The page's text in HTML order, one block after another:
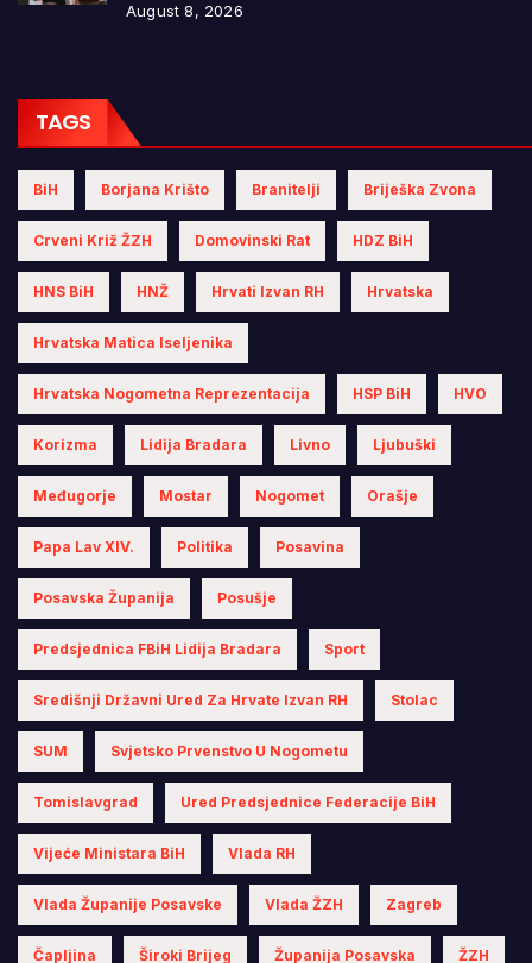
August 8, 2026
TAGS
BiH Borjana Krišto Branitelji Briješka Zvona
Crveni Križ ŽZH Domovinski Rat HDZ BiH
HNS BiH HNŽ Hrvati Izvan RH Hrvatska
Hrvatska Matica Iseljenika
Hrvatska Nogometna Reprezentacija HSP BiH HVO
Korizma Lidija Bradara Livno Ljubuški
Međugorje Mostar Nogomet Orašje
Papa Lav XIV. Politika Posavina
Posavska Županija Posušje
Predsjednica FBiH Lidija Bradara Sport
Središnji Državni Ured Za Hrvate Izvan RH Stolac
SUM Svjetsko Prvenstvo U Nogometu
Tomislavgrad Ured Predsjednice Federacije BiH
Vijeće Ministara BiH Vlada RH
Vlada Županije Posavske Vlada ŽZH Zagreb
Čapljina Široki Brijeg Županija Posavska ŽZH